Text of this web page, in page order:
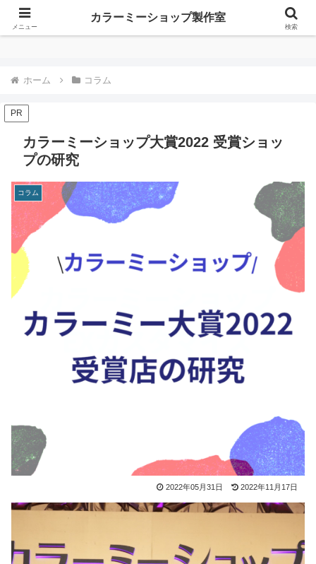
カラーミーショップ製作室
ホーム コラム
PR
カラーミーショップ大賞2022 受賞ショッ
プの研究
コラム
2022年05月31日 2022年11月17日
メニュー
カラーミーショップ製作室
検索